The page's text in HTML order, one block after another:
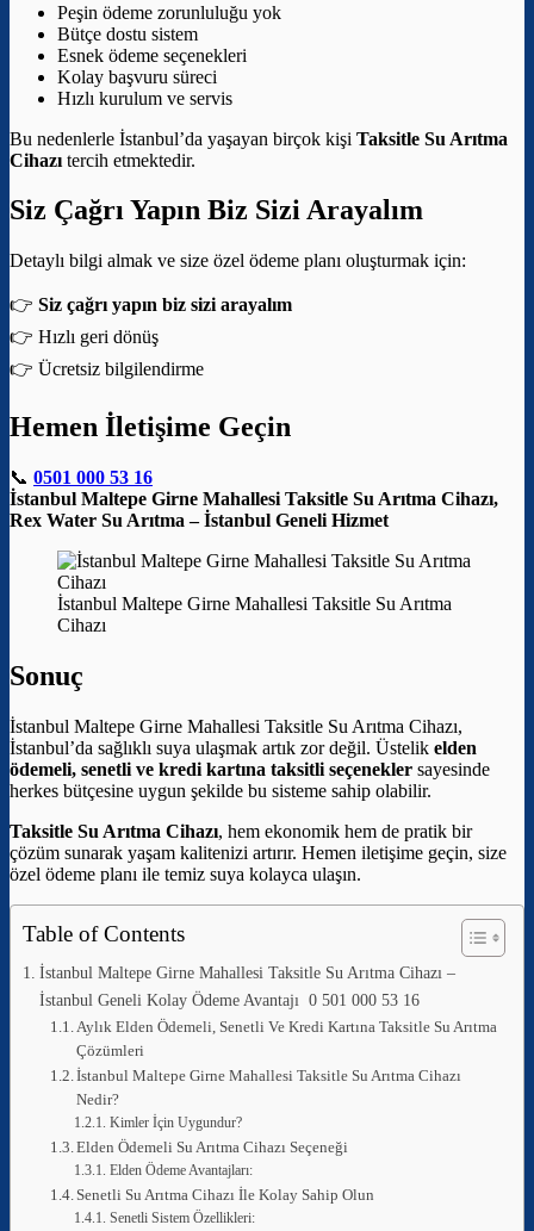
Peşin ödeme zorunluluğu yok
Bütçe dostu sistem
Esnek ödeme seçenekleri
Kolay başvuru süreci
Hızlı kurulum ve servis
Bu nedenlerle İstanbul’da yaşayan birçok kişi Taksitle Su Arıtma
Cihazı tercih etmektedir.
Siz Çağrı Yapın Biz Sizi Arayalım
Detaylı bilgi almak ve size özel ödeme planı oluşturmak için:
👉 Siz çağrı yapın biz sizi arayalım
👉 Hızlı geri dönüş
👉 Ücretsiz bilgilendirme
Hemen İletişime Geçin
📞 0501 000 53 16
İstanbul Maltepe Girne Mahallesi Taksitle Su Arıtma Cihazı,
Rex Water Su Arıtma – İstanbul Geneli Hizmet
İstanbul Maltepe Girne Mahallesi Taksitle Su Arıtma
Cihazı
Sonuç
İstanbul Maltepe Girne Mahallesi Taksitle Su Arıtma Cihazı,
İstanbul’da sağlıklı suya ulaşmak artık zor değil. Üstelik elden
ödemeli, senetli ve kredi kartına taksitli seçenekler sayesinde
herkes bütçesine uygun şekilde bu sisteme sahip olabilir.
Taksitle Su Arıtma Cihazı, hem ekonomik hem de pratik bir
çözüm sunarak yaşam kalitenizi artırır. Hemen iletişime geçin, size
özel ödeme planı ile temiz suya kolayca ulaşın.
Table of Contents
İstanbul Maltepe Girne Mahallesi Taksitle Su Arıtma Cihazı –
İstanbul Geneli Kolay Ödeme Avantajı 0 501 000 53 16
Aylık Elden Ödemeli, Senetli Ve Kredi Kartına Taksitle Su Arıtma
Çözümleri
İstanbul Maltepe Girne Mahallesi Taksitle Su Arıtma Cihazı
Nedir?
Kimler İçin Uygundur?
Elden Ödemeli Su Arıtma Cihazı Seçeneği
Elden Ödeme Avantajları:
Senetli Su Arıtma Cihazı İle Kolay Sahip Olun
Senetli Sistem Özellikleri: